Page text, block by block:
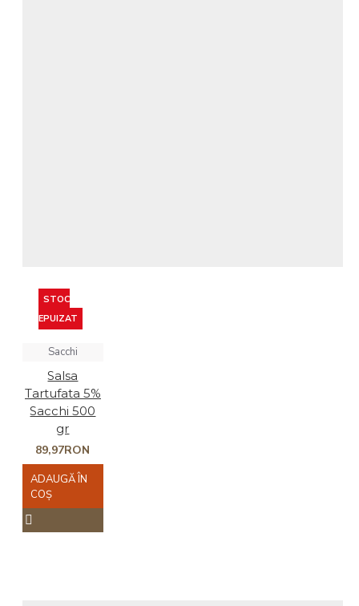
STOC
EPUIZAT
Sacchi
Salsa
Tartufata 5%
Sacchi 500
gr
89,97RON
ADAUGĂ ÎN
COŞ